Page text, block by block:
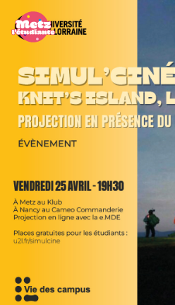
Panneau de gestion des cookies